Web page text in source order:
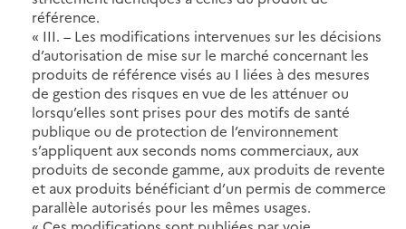
référence.
« III. – Les modifications intervenues sur les décisions
d’autorisation de mise sur le marché concernant les
produits de référence visés au I liées à des mesures
de gestion des risques en vue de les atténuer ou
lorsqu’elles sont prises pour des motifs de santé
publique ou de protection de l’environnement
s’appliquent aux seconds noms commerciaux, aux
produits de seconde gamme, aux produits de revente
et aux produits bénéficiant d’un permis de commerce
parallèle autorisés pour les mêmes usages.